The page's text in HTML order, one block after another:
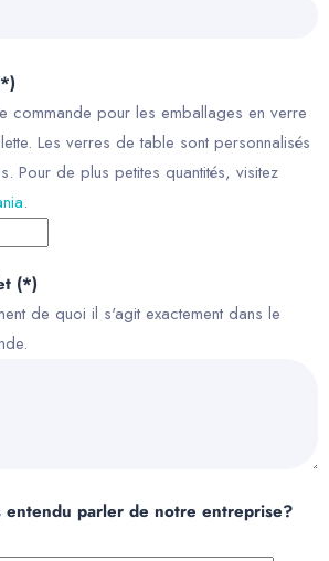
commande pour les emballages en verre
Les verres de table sont personnalisés
Pour de plus petites quantités, visitez
.
(*)
de quoi il s'agit exactement dans le
entendu parler de notre entreprise?